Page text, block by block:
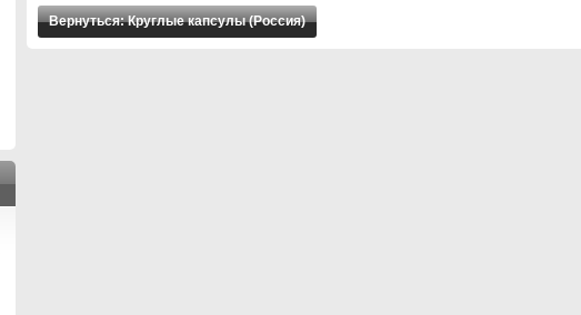
Вернуться: Круглые капсулы (Россия)